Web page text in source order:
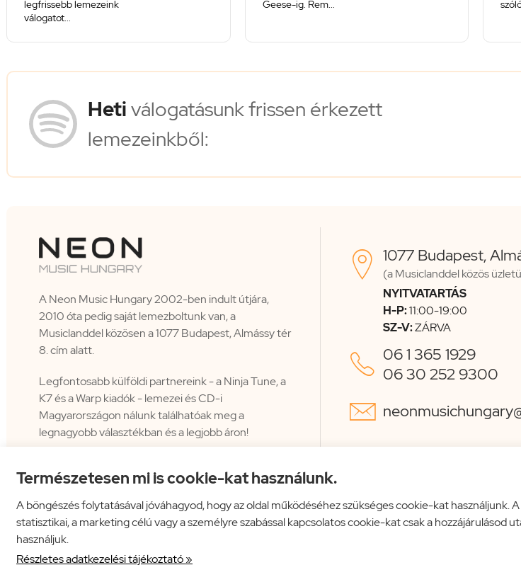
Természetesen mi is cookie-kat használunk.
A böngészés folytatásával jóváhagyod, hogy az oldal működéséhez szükséges cookie-kat használjunk. A
statisztikai, a marketing célú vagy a személyre szabással kapcsolatos cookie-kat csak a hozzájárulásod
használjuk.
Részletes adatkezelési tájékoztató »
legfrissebb lemezeink
válogatot...
Geese-ig. Rem...
Hetiválogatásunk frissen érkezett
lemezeinkből:
A Neon Music Hungary 2002-ben indult útjára,
2010 óta pedig saját lemezboltunk van, a
Musiclanddel közösen a 1077 Budapest, Almássy tér
8. cím alatt.
Legfontosabb külföldi partnereink - a Ninja Tune, a
K7 és a Warp kiadók - lemezei és CD-i
Magyarországon nálunk találhatóak meg a
legnagyobb választékban és a legjobb áron!
 1077 Budapest,
(a Musiclanddel közös
NYITVATARTÁS
H-P:11:00-19:00
SZ-V:ZÁRVA
 06 1 365 1929
06 30 252 9300

Neon Music Hungary Bt. ÁSZF